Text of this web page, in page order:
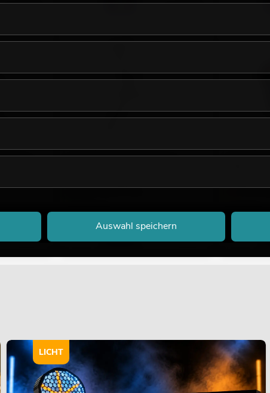
No. 26600510 No. 26600205
No. 26600530
14,90€ 9,90€
LICHT
Auswahl speichern